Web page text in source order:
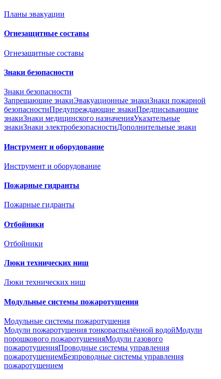
Планы эвакуации
Огнезащитные составы
Огнезащитные составы
Знаки безопасности
Знаки безопасности
Запрещающие знакиЭвакуационные знакиЗнаки пожарной
безопасностиПредупреждающие знакиПредписывающие
знакиЗнаки медицинского назначенияУказательные
знакиЗнаки электробезопасностиДополнительные знаки
Инструмент и оборудование
Инструмент и оборудование
Пожарные гидранты
Пожарные гидранты
Отбойники
Отбойники
Люки технических ниш
Люки технических ниш
Модульные системы пожаротушения
Модульные системы пожаротушения
Модули пожаротушения тонкораспылённой водойМодули
порошкового пожаротушенияМодули газового
пожаротушенияПроводные системы управления
пожаротушениемБезпроводные системы управления
пожаротушением